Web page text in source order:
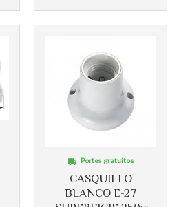
CASQUILLO
BLANCO E-27
Portes gratuitos